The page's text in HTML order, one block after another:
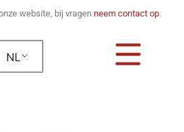
website, bij vragen neem contact op.
NL